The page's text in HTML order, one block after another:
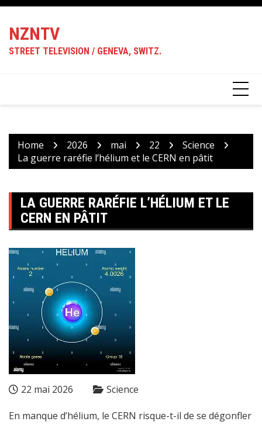
Skip
content
NZNTV
STREET TELEVISION / GENEVA, SWITZ.
Home 2026 mai 22
Science
La guerre raréfie l’hélium et le CERN en pâtit
LA GUERRE RARÉFIE L’HÉLIUM ET LE
CERN EN PÂTIT
22 mai 2026 Science
En manque d’hélium, le CERN risque-t-il de se dégonfler